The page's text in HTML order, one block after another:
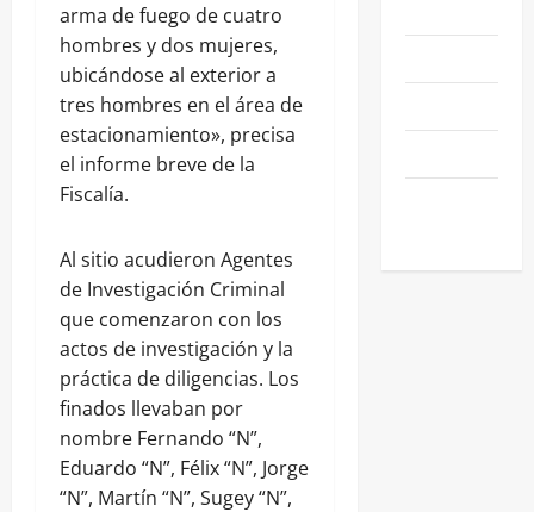
arma de fuego de cuatro
hombres y dos mujeres,
ubicándose al exterior a
tres hombres en el área de
estacionamiento», precisa
el informe breve de la
Fiscalía.
Al sitio acudieron Agentes
de Investigación Criminal
que comenzaron con los
actos de investigación y la
práctica de diligencias. Los
finados llevaban por
nombre Fernando “N”,
Eduardo “N”, Félix “N”, Jorge
“N”, Martín “N”, Sugey “N”,